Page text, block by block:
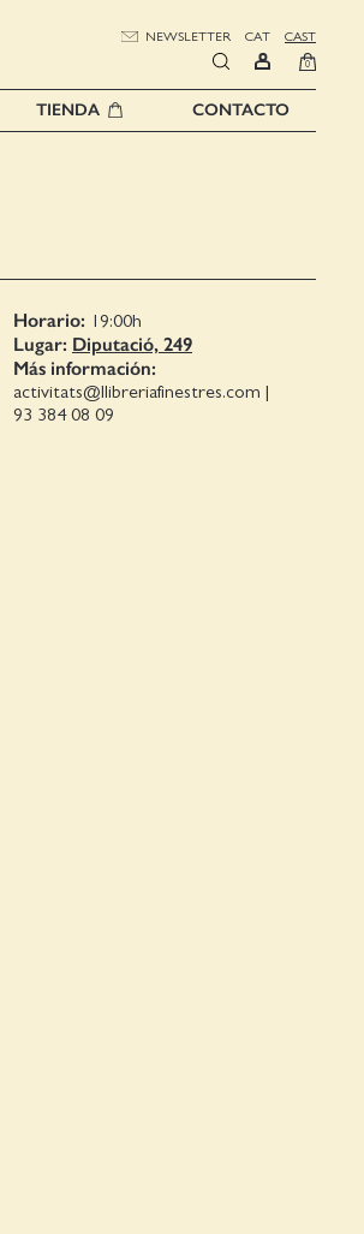
NEWSLETTER CAT CAST
0
TIENDA CONTACTO
Horario: 19:00h
Lugar: Diputació, 249
Más información:
activitats@llibreriafinestres.com |
93 384 08 09